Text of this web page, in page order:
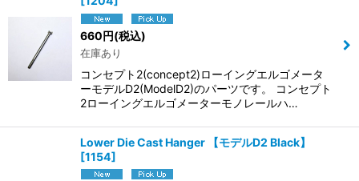
660円(税込)
在庫あり
コンセプト2(concept2)ローイングエルゴメータ
ーモデルD2(ModelD2)のパーツです。 コンセプト
2ローイングエルゴメーターモノレールハ…
Lower Die Cast Hanger 【モデルD2 Black】
[1154]